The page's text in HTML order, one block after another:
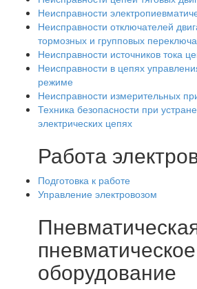
Неисправности
Неисправности отключателей
тормозных и групповых
Неисправности источников тока
Неисправности в цепях
режиме
Неисправности измерительных
Техника безопасности при
электрических цепях
Работа
Подготовка к работе
Управление электровозом
пневматическое
оборудование